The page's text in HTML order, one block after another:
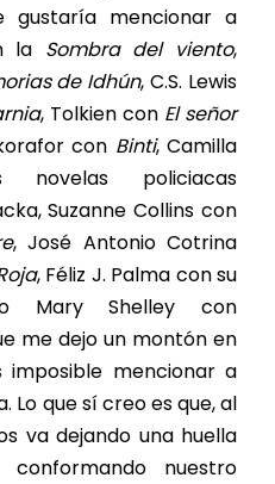
gustaría mencionar a
la Sombra del viento,
de Idhún, C.S. Lewis
, Tolkien con El señor
con Binti, Camilla
policiacas
, José Antonio Cotrina
Mary Shelley
me dejo un montón en
Lo que sí creo es que, al
va dejando una huella
nuestro